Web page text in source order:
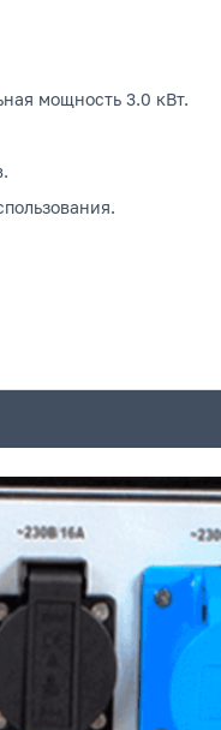
мощность 3.0 кВт.